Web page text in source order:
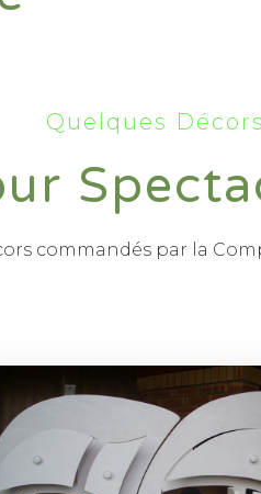
Quelques Décors
commandés par la